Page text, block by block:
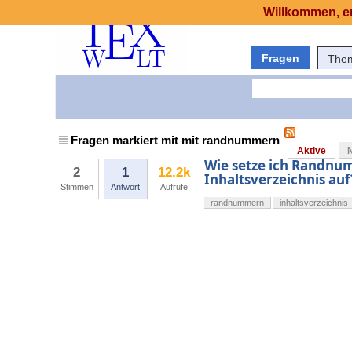
Fragen
Fragen markiert mit mit randnummern
Aktive
2
Stimmen
1
Antwort
12.2k
Aufrufe
Wie setze ich
Inhaltsverzeichnis
randnummern inhaltsverzeichnis
Willkommen,